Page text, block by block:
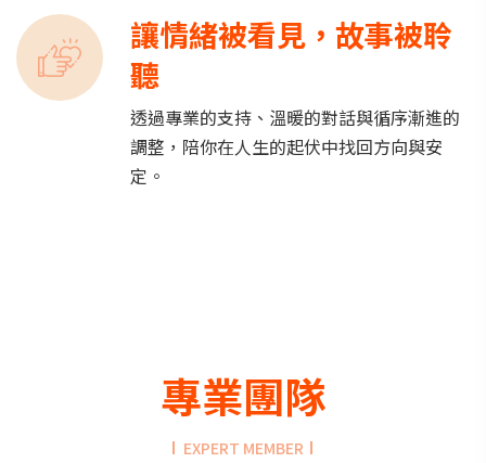
讓情緒被看見，故事被聆
聽
透過專業的支持、溫暖的對話與循序漸進的
調整，陪你在人生的起伏中找回方向與安
定。
專業團隊
EXPERT MEMBER